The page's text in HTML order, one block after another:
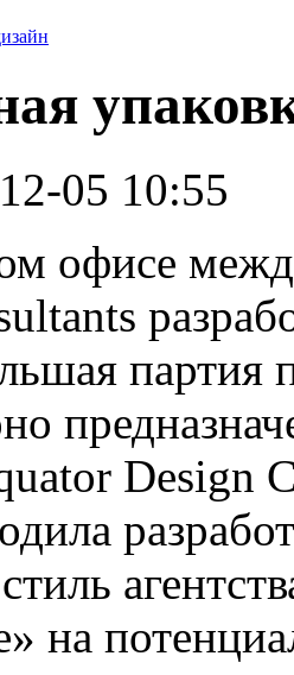
05 10:55
офисе
партия
Design
на